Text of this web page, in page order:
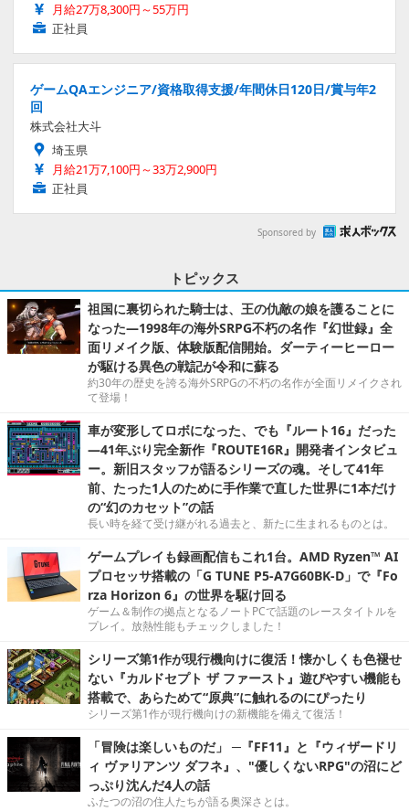
月給27万8,300円～55万円
正社員
ゲームQAエンジニア/資格取得支援/年間休日120日/賞与年2
回
株式会社大斗
埼玉県
月給21万7,100円～33万2,900円
正社員
Sponsored by
トピックス
祖国に裏切られた騎士は、王の仇敵の娘を護ることに
なった―1998年の海外SRPG不朽の名作『幻世録』全
面リメイク版、体験版配信開始。ダーティーヒーロー
が駆ける異色の戦記が令和に蘇る
約30年の歴史を誇る海外SRPGの不朽の名作が全面リメイクされ
て登場！
車が変形してロボになった、でも『ルート16』だった
―41年ぶり完全新作『ROUTE16R』開発者インタビュ
ー。新旧スタッフが語るシリーズの魂。そして41年
前、たった1人のために手作業で直した世界に1本だけ
の“幻のカセット”の話
長い時を経て受け継がれる過去と、新たに生まれるものとは。
ゲームプレイも録画配信もこれ1台。AMD Ryzen™ AI
プロセッサ搭載の「G TUNE P5-A7G60BK-D」で『Fo
rza Horizon 6』の世界を駆け回る
ゲーム＆制作の拠点となるノートPCで話題のレースタイトルを
プレイ。放熱性能もチェックしました！
シリーズ第1作が現行機向けに復活！懐かしくも色褪せ
ない『カルドセプト ザ ファースト』遊びやすい機能も
搭載で、あらためて“原典”に触れるのにぴったり
シリーズ第1作が現行機向けの新機能を備えて復活！
「冒険は楽しいものだ」 ─『FF11』と『ウィザードリ
ィ ヴァリアンツ ダフネ』、"優しくないRPG"の沼にど
っぷり沈んだ4人の話
ふたつの沼の住人たちが語る奥深さとは。